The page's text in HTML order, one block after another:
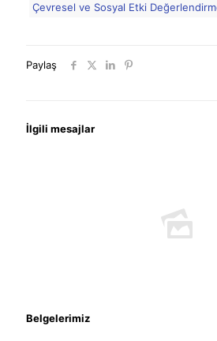
Çevresel ve Sosyal Etki
Paylaş
İlgili mesajlar
Belgelerimiz